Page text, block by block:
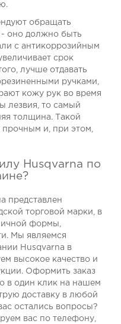
обращать
- оно должно быть
с антикоррозийным
срок
лучше отдавать
ручками,
кожу рук во время
лезвия, то самый
толщина. Такой
прочным и, при этом,
Husqvarna по
представлен
торговой марки, в
формы,
Мы являемся
Husqvarna в
высокое качество и
Оформить заказ
в один клик на нашем
доставку в любой
остались вопросы?
вас по телефону,